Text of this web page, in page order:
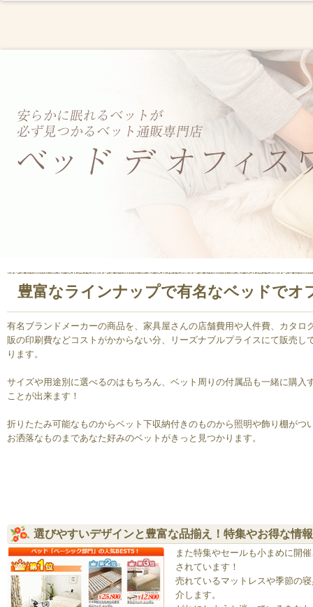
豊富なラインナップで有名なベッドでオ
有名ブランドメーカーの商品を、家具屋さんの店舗費用や人件費、カタロ
販の印刷費などコストがかからない分、リーズナブルプライスにて販売し
ります。
サイズや用途別に選べるのはもちろん、ベット周りの付属品も一緒に購入
ことが出来ます！
折りたたみ可能なものからベット下収納付きのものから照明や飾り棚がつ
お洒落なものまであなた好みのベットがきっと見つかります。
選びやすいデザインと豊富な品揃え！特集やお得な情
また特集やセールも小まめに開
されています！
売れているマットレスや季節の
介します。